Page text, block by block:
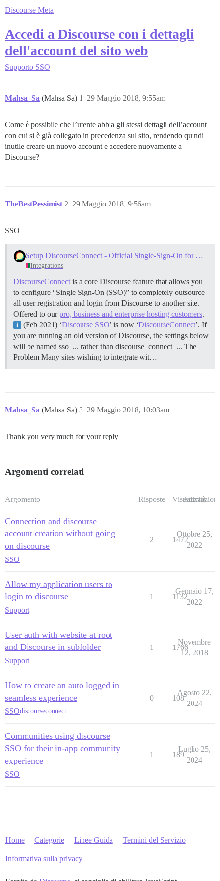
Discourse Meta
Accedi a Discourse con i dettagli
dell'account del sito web
Supporto SSO
Mahsa_Sa (Mahsa Sa) 29 Maggio 2018, 9:55am
1
Come è possibile che l’utente abbia gli stessi dettagli dell’account
con cui si è già collegato in precedenza sul sito, rendendo quindi
inutile creare un nuovo account e accedere nuovamente a
Discourse?
TheBestPessimist 29 Maggio 2018, 9:56am
2
SSO
Setup DiscourseConnect - Official Single-Sign-On for Discourse (sso)
Integrations
DiscourseConnect is a core Discourse feature that allows you
to configure “Single Sign-On (SSO)” to completely outsource
all user registration and login from Discourse to another site.
Offered to ourpro, business and enterprise hosting customers.
(Feb 2021) ‘Discourse SSO’ is now ‘DiscourseConnect’. If
you are running an old version of Discourse, the settings below
will be named sso_... rather than discourse_connect_... The
Problem Many sites wishing to integrate wit…
Mahsa_Sa (Mahsa Sa) 29 Maggio 2018, 10:03am
3
Thank you very much for your reply
Argomenti correlati
Argomento Risposte Visualizzazioni
Attività
Connection and discourse
account creation without going
on discourse
SSO
2 1472
Ottobre 25,
2022
Allow my application users to
login to discourse
Support
1 1132
Gennaio 17,
2022
User auth with website at root
and Discourse in subfolder
Support
1 1766
Novembre
12, 2018
How to create an auto logged in
seamless experience
SSOdiscourseconnect
0 108
Agosto 22,
2024
Communities using discourse
SSO for their in-app community
experience
SSO
1 189
Luglio 25,
2024
Home Categorie Linee Guida Termini del Servizio
Informativa sulla privacy